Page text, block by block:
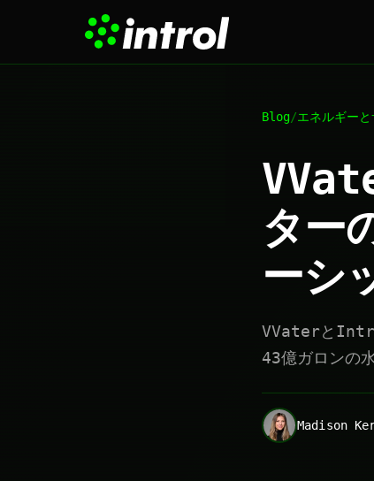
Blog/エネルギー
ター
ーシ
VVaterとIntrol
43億ガロンの
Madison